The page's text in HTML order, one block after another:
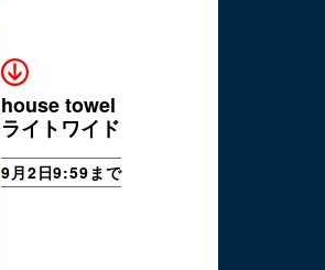
house towel
ライトワイド
9月2日9:59まで